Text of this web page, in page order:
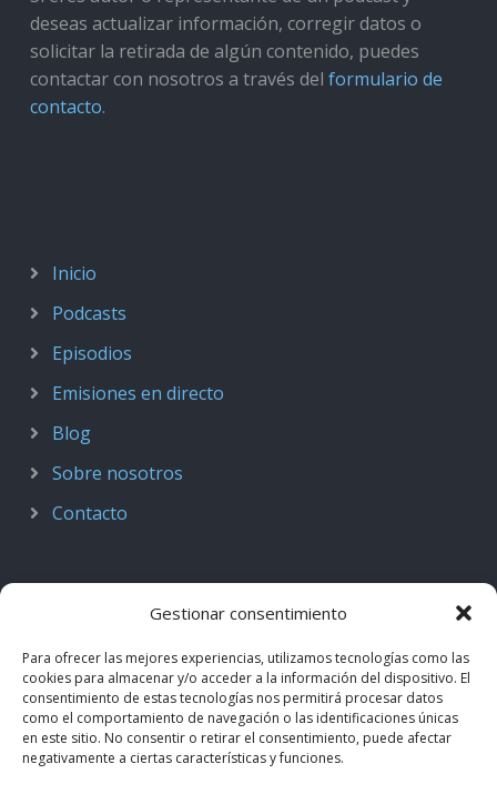
Gestionar consentimiento
Para ofrecer las mejores experiencias, utilizamos tecnologías como las
cookies para almacenar y/o acceder a la información del dispositivo. El
consentimiento de estas tecnologías nos permitirá procesar datos
como el comportamiento de navegación o las identificaciones únicas
en este sitio. No consentir o retirar el consentimiento, puede afectar
negativamente a ciertas características y funciones.
deseas actualizar información, corregir datos o
solicitar la retirada de algún contenido, puedes
contactar con nosotros a través del formulario de
contacto.
Inicio
Podcasts
Episodios
Emisiones en directo
Blog
Sobre nosotros
Contacto